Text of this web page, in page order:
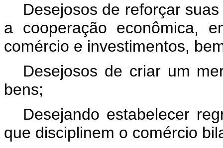
Desejosos de reforçar
a cooperação econômica,
comércio e investimentos,
Desejosos de criar um
bens;
Desejando estabelecer
que disciplinem o comércio